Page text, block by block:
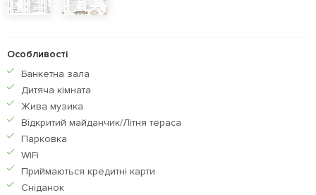
Особливості
Банкетна зала
Дитяча кiмната
Жива музика
Відкритий майданчик/Літня тераса
Парковка
WiFi
Приймаються кредитнi карти
Сніданок